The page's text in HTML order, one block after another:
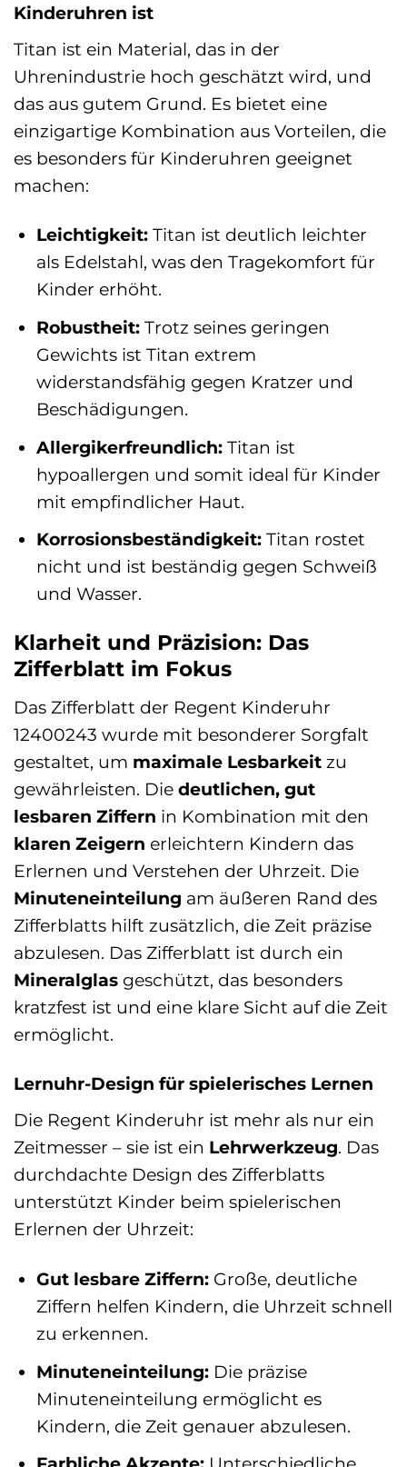
Kinderuhren ist
Titan ist ein Material, das in der
Uhrenindustrie hoch geschätzt wird, und
das aus gutem Grund. Es bietet eine
einzigartige Kombination aus Vorteilen, die
es besonders für Kinderuhren geeignet
machen:
Leichtigkeit:Titan ist deutlich leichter
als Edelstahl, was den Tragekomfort für
Kinder erhöht.
Robustheit:Trotz seines geringen
Gewichts ist Titan extrem
widerstandsfähig gegen Kratzer und
Beschädigungen.
Allergikerfreundlich:Titan ist
hypoallergen und somit ideal für Kinder
mit empfindlicher Haut.
Korrosionsbeständigkeit:Titan rostet
nicht und ist beständig gegen Schweiß
und Wasser.
Klarheit und Präzision: Das
Zifferblatt im Fokus
Das Zifferblatt der Regent Kinderuhr
12400243 wurde mit besonderer Sorgfalt
gestaltet, um maximale Lesbarkeit zu
gewährleisten. Die deutlichen, gut
lesbaren Ziffern in Kombination mit den
klaren Zeigern erleichtern Kindern das
Erlernen und Verstehen der Uhrzeit. Die
Minuteneinteilung am äußeren Rand des
Zifferblatts hilft zusätzlich, die Zeit präzise
abzulesen. Das Zifferblatt ist durch ein
Mineralglas geschützt, das besonders
kratzfest ist und eine klare Sicht auf die Zeit
ermöglicht.
Lernuhr-Design für spielerisches Lernen
Die Regent Kinderuhr ist mehr als nur ein
Zeitmesser – sie ist ein Lehrwerkzeug. Das
durchdachte Design des Zifferblatts
unterstützt Kinder beim spielerischen
Erlernen der Uhrzeit:
Gut lesbare Ziffern:Große, deutliche
Ziffern helfen Kindern, die Uhrzeit schnell
zu erkennen.
Minuteneinteilung:Die präzise
Minuteneinteilung ermöglicht es
Kindern, die Zeit genauer abzulesen.